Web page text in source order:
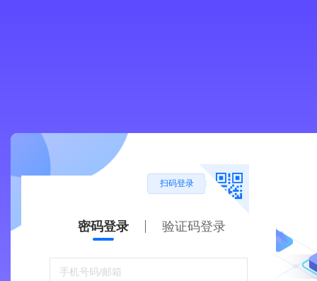
扫码登录
密码登录 验证码登录